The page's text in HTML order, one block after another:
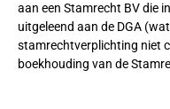
aan een Stamrecht BV die
uitgeleend aan de DGA
stamrechtverplichting niet
boekhouding van de